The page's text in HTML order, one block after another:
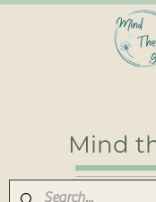
Mind